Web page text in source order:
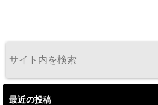
最近の投稿